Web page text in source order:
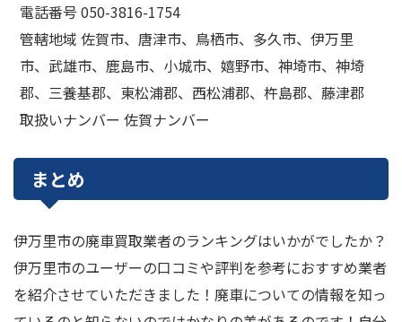
電話番号 050-3816-1754
管轄地域 佐賀市、唐津市、鳥栖市、多久市、伊万里
市、武雄市、鹿島市、小城市、嬉野市、神埼市、神埼
郡、三養基郡、東松浦郡、西松浦郡、杵島郡、藤津郡
取扱いナンバー 佐賀ナンバー
まとめ
伊万里市の廃車買取業者のランキングはいかがでしたか？
伊万里市のユーザーの口コミや評判を参考におすすめ業者
を紹介させていただきました！廃車についての情報を知っ